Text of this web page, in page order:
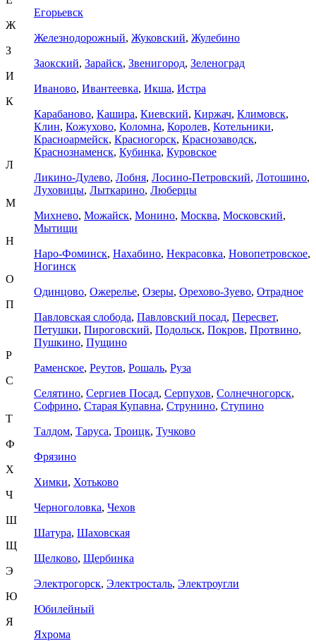
Егорьевск
Ж
Железнодорожный, Жуковский, Жулебино
З
Заокский, Зарайск, Звенигород, Зеленоград
И
Иваново, Ивантеевка, Икша, Истра
К
Карабаново, Кашира, Киевский, Киржач, Климовск,
Клин, Кожухово, Коломна, Королев, Котельники,
Красноармейск, Красногорск, Краснозаводск,
Краснознаменск, Кубинка, Куровское
Л
Ликино-Дулево, Лобня, Лосино-Петровский, Лотошино,
Луховицы, Лыткарино, Люберцы
М
Михнево, Можайск, Монино, Москва, Московский,
Мытищи
Н
Наро-Фоминск, Нахабино, Некрасовка, Новопетровское,
Ногинск
О
Одинцово, Ожерелье, Озеры, Орехово-Зуево, Отрадное
П
Павловская слобода, Павловский посад, Пересвет,
Петушки, Пироговский, Подольск, Покров, Протвино,
Пушкино, Пущино
Р
Раменское, Реутов, Рошаль, Руза
С
Селятино, Сергиев Посад, Серпухов, Солнечногорск,
Софрино, Старая Купавна, Струнино, Ступино
Т
Талдом, Таруса, Троицк, Тучково
Ф
Фрязино
Х
Химки, Хотьково
Ч
Черноголовка, Чехов
Ш
Шатура, Шаховская
Щ
Щелково, Щербинка
Э
Электрогорск, Электросталь, Электроугли
Ю
Юбилейный
Я
Яхрома